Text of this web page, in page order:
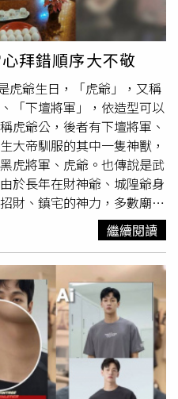
與第三方展開貿易談判。巴
單獨與中國簽署協定，可能
官員也擔心，中國商品可能
優惠待遇流入整個共同市
度。因此魯拉展開第3任期
成為其首要外交任務之一。
往蒙特維多
試圖說服波烏放棄雙邊自
甚至形容，烏拉圭的計畫可
，巴西提出多項交換條件，
新恢復對共同市場發展基金
降共同對外關稅。最終，波
國深化經貿合作的目標，改
另一方面，巴西製造業界始
。2024年，由巴西主要製
導人曾警告，若與中國簽署
」。他們表示，產業界早已
總額高達8258億巴西里耳
投資計畫面臨風險。工業
研究院（Brazil Steel
Polo de Mello
續接受治療。不料返家沒多
並住院，之後接受第二次手
手治療的醫療團隊對她的情
員直言，從未見過如此嚴重
被安排出院的時間過早。他
由熟悉的醫療團隊接手，而
置。目前克絲汀仍持續接受
久性傷害。福特則透過
支付高額醫療、醫療專機及
的康復之路。
受調查，當局強調政府對船
忍」政策，並說明這是非常
拜錯順序大不敬
虎爺生日，「虎爺」，又稱
「下壇將軍」，依造型可以
虎爺公，後者有下壇將軍、
大帝馴服的其中一隻神獸，
虎將軍、虎爺。也傳說是武
於長年在財神爺、城隍爺身
財、鎮宅的神力，多數廟宇
在神明桌下方，也被視為
體較虛弱或愛吵鬧，有的父
子」，保佑小孩如虎爺般威
虎見就是福建的“H"發
前福建是老虎聚集地，所以
見的形象是一個小孩帶著一
的伴生物，在孩子幼年時會
戴著虎身套抱在懷裡保佑，
，一生平安。虎爺保佑什麼：
爺通常是用尖利的虎牙，清
繼續閱讀